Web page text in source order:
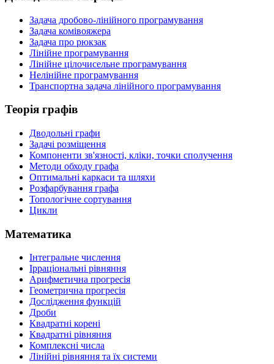
Задача дробово-лінійного програмування
Задача комівояжера
Задача про рюкзак
Лінійне програмування
Лінійне цілочисельне програмування
Нелінійне програмування
Транспортна задача лінійного програмування
Теорія графів
Дводольні графи
Задачі розміщення
Компоненти зв'язності, кліки, точки сполучення
Методи обходу графа
Оптимальні каркаси та шляхи
Розфарбування графа
Топологічне сортування
Цикли
Математика
Інтегральне числення
Ірраціональні рівняння
Арифметична прогресія
Геометрична прогресія
Дослідження функцій
Дроби
Квадратні корені
Квадратні рівняння
Комплексні числа
Лінійні рівняння та їх системи